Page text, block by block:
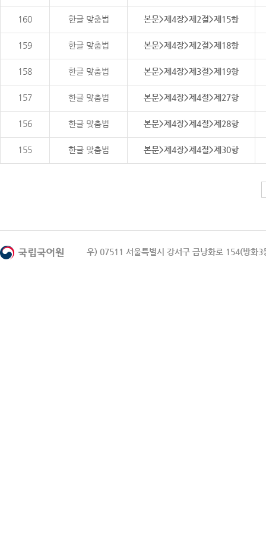
160 한글 맞춤법 본문>제4장>제2절>제15항
159 한글 맞춤법 본문>제4장>제2절>제18항
158 한글 맞춤법 본문>제4장>제3절>제19항
157 한글 맞춤법 본문>제4장>제4절>제27항
156 한글 맞춤법 본문>제4장>제4절>제28항
155 한글 맞춤법 본문>제4장>제4절>제30항
우) 07511 서울특별시 강서구 금낭화로 154(방화3